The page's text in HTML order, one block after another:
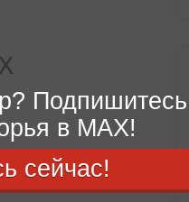
в MAX!
сейчас!